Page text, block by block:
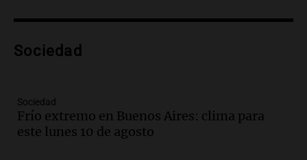
Episodios
investigación internacional sobre asma
Episodios
Audio.Suspenden descuento en SUBE y
aumentan tarifas del SUBTE en Buenos
Sociedad
Sociedad
Frío extremo en Buenos Aires: clima para
este lunes 10 de agosto